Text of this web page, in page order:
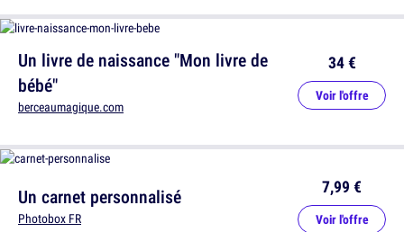
Un livre de naissance "Mon livre de
bébé"
berceaumagique.com
34 €
Voir l'offre
Un carnet personnalisé
Photobox FR
7,99 €
Voir l'offre